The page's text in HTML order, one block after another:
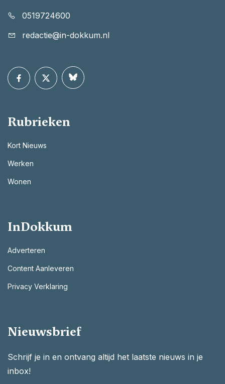
0519724600
redactie@in-dokkum.nl
Rubrieken
Kort Nieuws
Werken
Wonen
InDokkum
Adverteren
Content Aanleveren
Privacy Verklaring
Nieuwsbrief
Schrijf je in en ontvang altijd het laatste nieuws in je
inbox!